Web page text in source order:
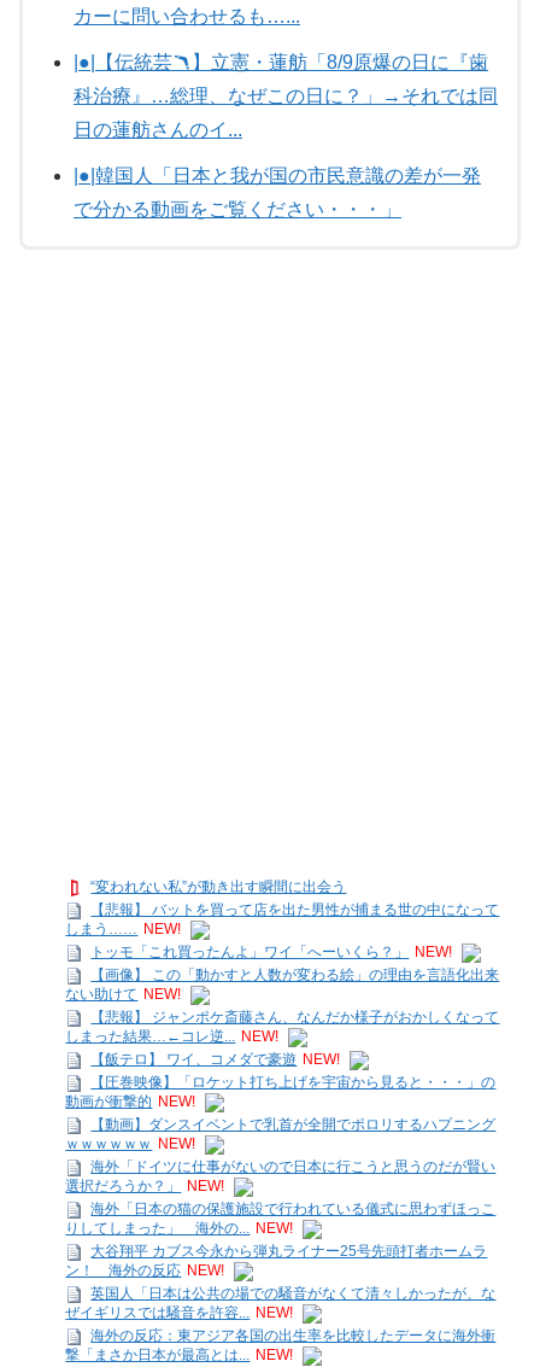
カーに問い合わせるも…...
|●|【伝統芸🪃】立憲・蓮舫「8/9原爆の日に『歯
科治療』…総理、なぜこの日に？」→それでは同
日の蓮舫さんのイ...
|●|韓国人「日本と我が国の市民意識の差が一発
で分かる動画をご覧ください・・・」
“変われない私”が動き出す瞬間に出会う
【悲報】 バットを買って店を出た男性が捕まる世の中になって
しまう…… NEW!
トッモ「これ買ったんよ」ワイ「へーいくら？」
NEW!
【画像】 この「動かすと人数が変わる絵」の理由を言語化出来
ない助けて NEW!
【悲報】 ジャンポケ斎藤さん、なんだか様子がおかしくなって
しまった結果…←コレ逆... NEW!
【飯テロ】 ワイ、コメダで豪遊 NEW!
【圧巻映像】「ロケット打ち上げを宇宙から見ると・・・」の
動画が衝撃的 NEW!
【動画】ダンスイベントで乳首が全開でポロリするハプニング
ｗｗｗｗｗｗ NEW!
海外「ドイツに仕事がないので日本に行こうと思うのだが賢い
選択だろうか？」
NEW!
海外「日本の猫の保護施設で行われている儀式に思わずほっこ
りしてしまった」 海外の... NEW!
大谷翔平 カブス今永から弾丸ライナー25号先頭打者ホームラ
ン！ 海外の反応 NEW!
英国人「日本は公共の場での騒音がなくて清々しかったが、な
ぜイギリスでは騒音を許容... NEW!
海外の反応：東アジア各国の出生率を比較したデータに海外衝
撃「まさか日本が最高とは... NEW!